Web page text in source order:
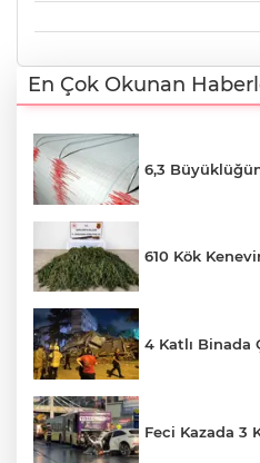
En Çok Okunan
6,3
610 Kök
4 Katlı Binada
Feci Kazada 3